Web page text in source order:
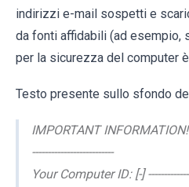
indirizzi e-mail sospetti e
da fonti affidabili (ad esempio,
per la sicurezza del computer
Testo presente sullo sfondo
IMPORTANT INFORMATION!
--------------------------
Your Computer ID: [-]